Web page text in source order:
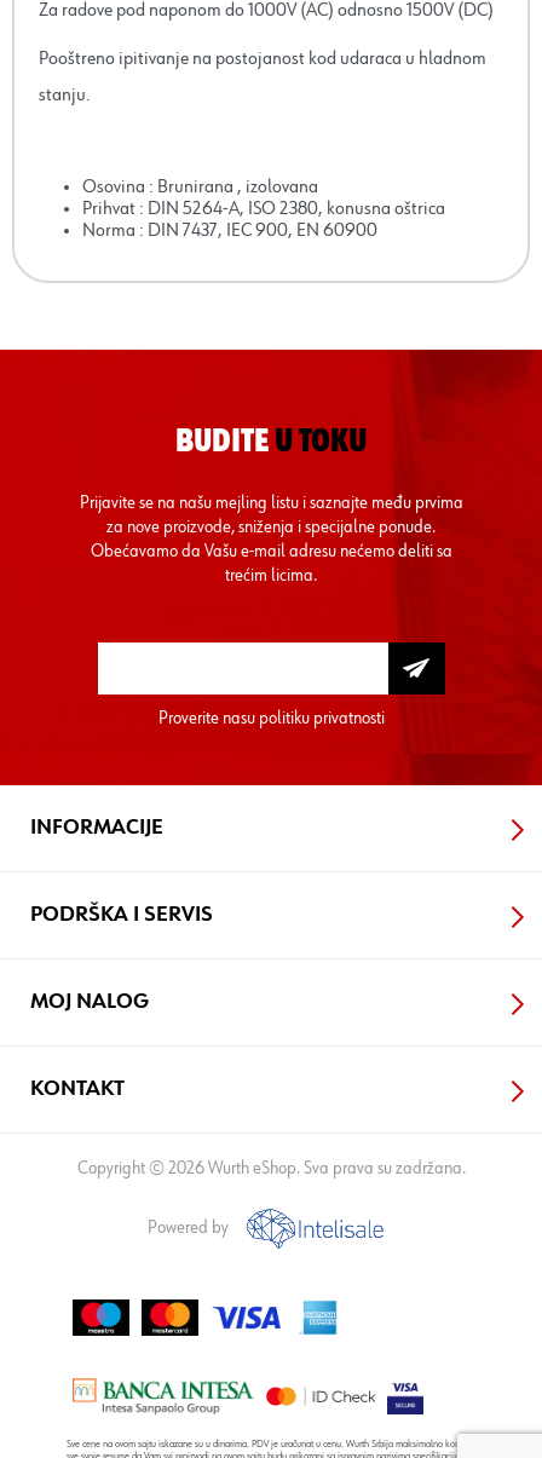
Za radove pod naponom do 1000V (AC) odnosno 1500V (DC)
Pooštreno ipitivanje na postojanost kod udaraca u hladnom
stanju.
Osovina : Brunirana , izolovana
Prihvat : DIN 5264-A, ISO 2380, konusna oštrica
Norma : DIN 7437, IEC 900, EN 60900
BUDITE U TOKU
Prijavite se na našu mejling listu i saznajte među prvima
za nove proizvode, sniženja i specijalne ponude.
Obećavamo da Vašu e-mail adresu nećemo deliti sa
trećim licima.
Proverite nasu politiku privatnosti
INFORMACIJE
PODRŠKA I SERVIS
MOJ NALOG
KONTAKT
Copyright © 2026 Wurth eShop. Sva prava su zadržana.
Powered by
Sve cene na ovom sajtu iskazane su u dinarima. PDV je uračunat u cenu. Wurth Srbija maksimalno koristi